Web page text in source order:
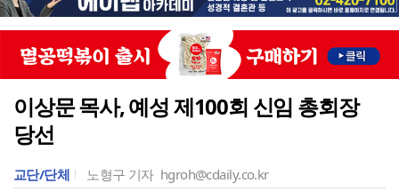
이상문 목사, 예성 제100회 신임 총회장
당선
교단/단체 노형구 기자 hgroh@cdaily.co.kr